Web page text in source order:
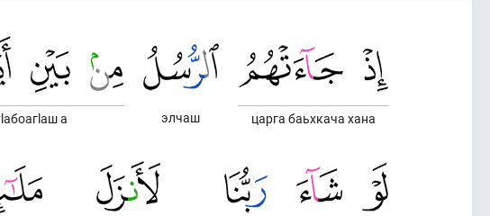
царга баьхкача хана
элчаш
а